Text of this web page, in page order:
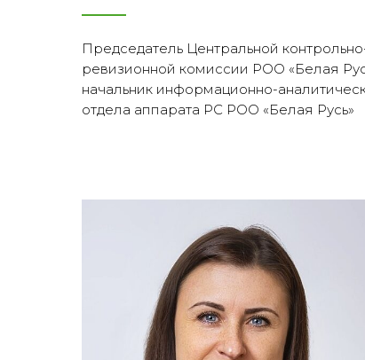
Председатель Центральной
ревизионной комиссии РОО «Белая
начальник информационно-
отдела аппарата РС РОО «Белая Русь»